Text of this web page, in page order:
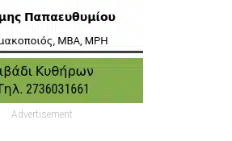
Advertisement